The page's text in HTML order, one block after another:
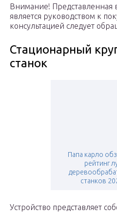
Внимание!
является руководством к
консультацией следует
Стационарный
станок
Папа карло
рейтинг
станков
Устройство представляет